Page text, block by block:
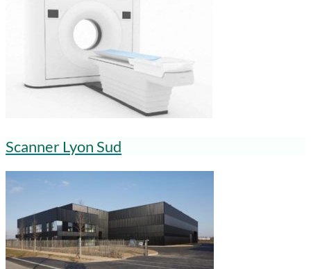
Scanner Lyon Sud